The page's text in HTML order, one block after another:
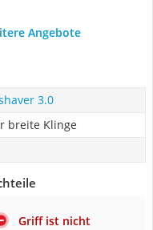
Angebote
3.0
breite Klinge
Griff ist nicht